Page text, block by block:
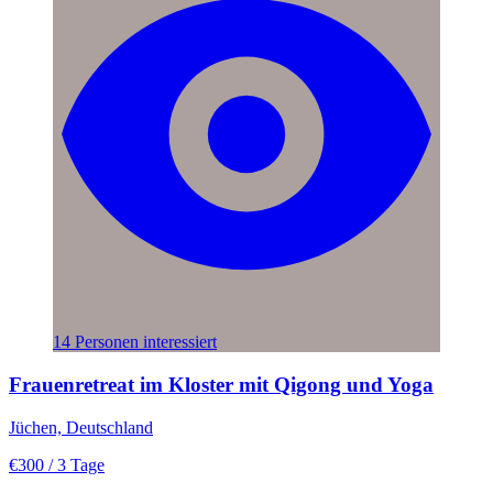
14 Personen interessiert
Frauenretreat im Kloster mit Qigong und Yoga
Jüchen, Deutschland
€300 / 3 Tage